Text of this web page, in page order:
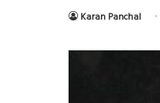
Karan Panchal